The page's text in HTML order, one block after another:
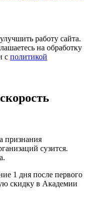
работу сайта.
на обработку
с политикой
признания
сузится.
1 дня после первого
скидку в Академии